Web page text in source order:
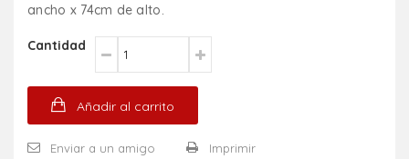
ancho x 74cm de alto.
Cantidad
Añadir al carrito
Enviar a un amigo
Imprimir